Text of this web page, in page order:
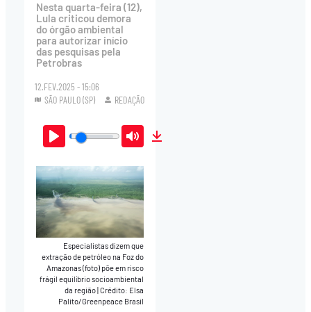
Nesta quarta-feira (12),
Lula criticou demora
do órgão ambiental
para autorizar início
das pesquisas pela
Petrobras
12.FEV.2025 - 15:06
SÃO PAULO (SP)
REDAÇÃO
Play Mute
Especialistas dizem que
extração de petróleo na Foz do
Amazonas (foto) põe em risco
frágil equilíbrio socioambiental
da região Crédito: Elsa
Palito/Greenpeace Brasil